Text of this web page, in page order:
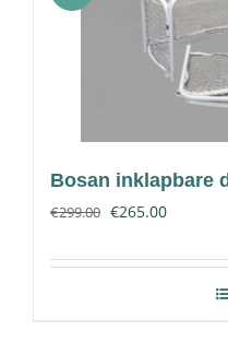
Bosan inklapbare
€299.00 €265.00